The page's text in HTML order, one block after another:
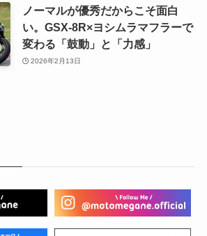
ノーマルが優秀だからこそ面白
い。GSX-8R×ヨシムラマフラーで
変わる「鼓動」と「力感」
2026年2月13日